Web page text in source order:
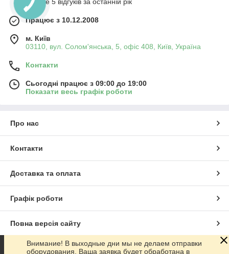
Працює з 10.12.2008
м. Київ
03110, вул. Солом'янська, 5, офіс 408, Київ, Україна
Контакти
Сьогодні працює з 09:00 до 19:00
Показати весь графік роботи
Про нас
Контакти
Доставка та оплата
Графік роботи
Повна версія сайту
Сайт створено на маркетплейсіProm.ua
Внимание! В выходные дни мы не делаем отправки
оборудования. Ваша заявка будет обработана в